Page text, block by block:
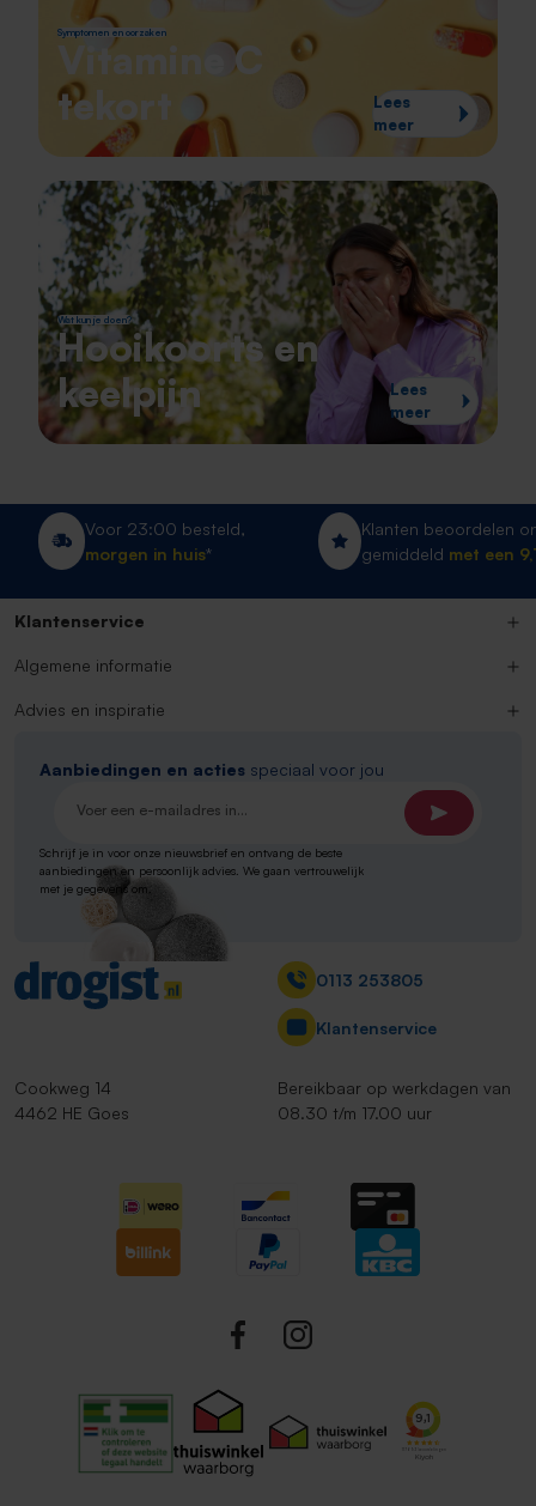
Symptomen en oorzaken
Vitamine C
tekort
Lees
meer
Wat kun je doen?
Hooikoorts en
keelpijn
Lees
meer
Voor 23:00 besteld,
morgen in huis
Klanten beoordelen ons
gemiddeldmet een 9,1!
Contact
Cookweg 14
4462 HE Goes
0113 253805
Klantenservice
Bereikbaar op werkdagen van
08.30 t/m 17.00 uur
Klantenservice
Algemene informatie
Advies en inspiratie
Aanbiedingen en acties speciaal voor jou
E-mailadres*
Schrijf je in voor onze nieuwsbrief en ontvang de beste
aanbiedingen en persoonlijk advies. We gaan vertrouwelijk
met je gegevens om.